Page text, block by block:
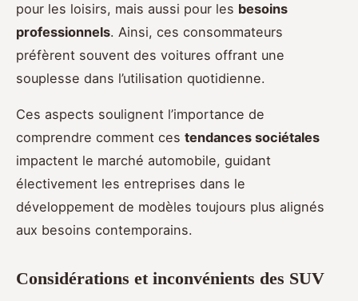
pour les loisirs, mais aussi pour les besoins
professionnels. Ainsi, ces consommateurs
préfèrent souvent des voitures offrant une
souplesse dans l’utilisation quotidienne.
Ces aspects soulignent l’importance de
comprendre comment ces tendances sociétales
impactent le marché automobile, guidant
électivement les entreprises dans le
développement de modèles toujours plus alignés
aux besoins contemporains.
Considérations et inconvénients des SUV